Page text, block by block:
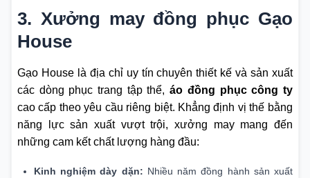
3. Xưởng may đồng phục Gạo
House
Gạo House là địa chỉ uy tín chuyên thiết kế và sản xuất
các dòng phục trang tập thể,áo đồng phục công ty
cao cấp theo yêu cầu riêng biệt. Khẳng định vị thế bằng
năng lực sản xuất vượt trội, xưởng may mang đến
những cam kết chất lượng hàng đầu:
Kinh nghiệm dày dặn: Nhiều năm đồng hành sản xuất